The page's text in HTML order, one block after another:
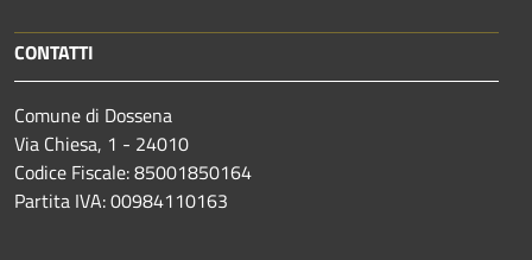
CONTATTI
Comune di Dossena
Via Chiesa, 1 - 24010
Codice Fiscale: 85001850164
Partita IVA: 00984110163